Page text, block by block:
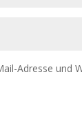
Adresse und